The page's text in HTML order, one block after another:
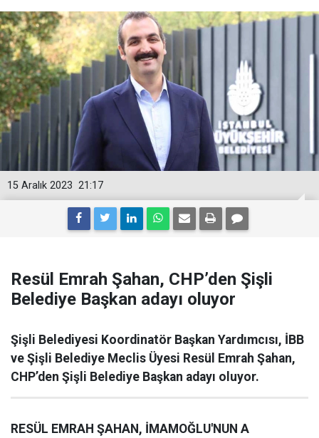
21:17
15 Aralık 2023
Resül Emrah Şahan, CHP’den Şişli
Belediye Başkan adayı oluyor
Şişli Belediyesi Koordinatör Başkan Yardımcısı, İBB
ve Şişli Belediye Meclis Üyesi Resül Emrah Şahan,
CHP’den Şişli Belediye Başkan adayı oluyor.
RESÜL EMRAH ŞAHAN, İMAMOĞLU'NUN A